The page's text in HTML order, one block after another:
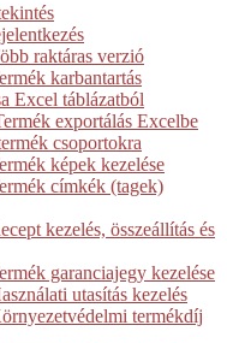
raktáras verzió
karbantartás
Excel táblázatból
exportálás Excelbe
csoportokra
képek kezelése
címkék (tagek)
kezelés, összeállítás és
garanciajegy kezelése
utasítás kezelés
termékdíj